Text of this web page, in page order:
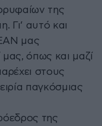
της
Γι’ αυτό και
μας
μας, όπως και μαζί
στους
παγκόσμιας
της